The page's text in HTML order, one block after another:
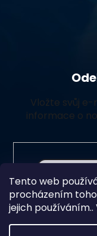
Tento web
procházením
jejich
Vložte svůj
informace o
Vložením e-